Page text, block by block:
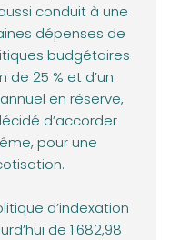
conduit à une
dépenses de
budgétaires
de 25 % et d’un
en réserve,
d’accorder
pour une
d’indexation
de 1 682,98